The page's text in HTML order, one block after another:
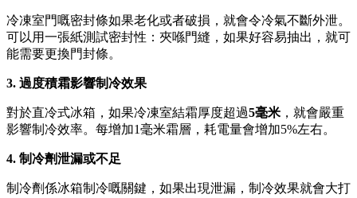
冷凍室門嘅密封條如果老化或者破損，就會令冷氣不斷外泄。
可以用一張紙測試密封性：夾喺門縫，如果好容易抽出，就可
能需要更換門封條。
3. 過度積霜影響制冷效果
對於直冷式冰箱，如果冷凍室結霜厚度超過5毫米 ，就會嚴重
影響制冷效率。每增加1毫米霜層，耗電量會增加5%左右。
4. 制冷劑泄漏或不足
制冷劑係冰箱制冷嘅關鍵，如果出現泄漏，制冷效果就會大打